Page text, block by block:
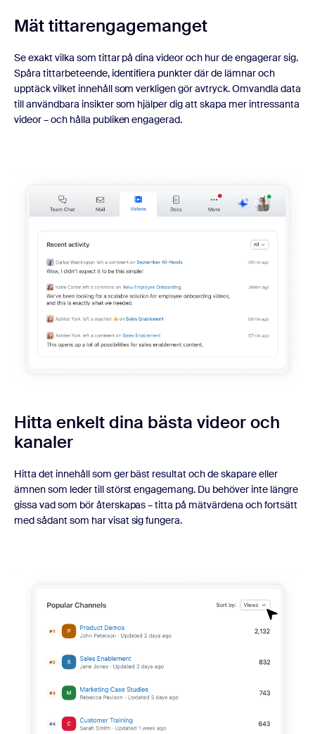
Mät tittarengagemanget
Se exakt vilka som tittar på dina videor och hur de engagerar sig.
Spåra tittarbeteende, identifiera punkter där de lämnar och
upptäck vilket innehåll som verkligen gör avtryck. Omvandla data
till användbara insikter som hjälper dig att skapa mer intressanta
videor – och hålla publiken engagerad.
Hitta enkelt dina bästa videor och
kanaler
Hitta det innehåll som ger bäst resultat och de skapare eller
ämnen som leder till störst engagemang. Du behöver inte längre
gissa vad som bör återskapas – titta på mätvärdena och fortsätt
med sådant som har visat sig fungera.